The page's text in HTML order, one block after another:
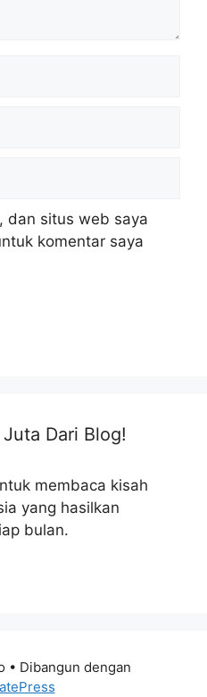
dan situs web saya
komentar saya
Dari Blog!
membaca kisah
yang hasilkan
bulan.
• Dibangun dengan